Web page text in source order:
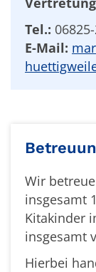
Tel.:
E-Mail:
Wir
insgesamt
Kitakinder
insgesamt
Hierbei